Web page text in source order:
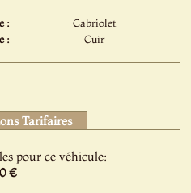
:
Cabriolet
:
Cuir
Tarifaires
pour ce véhicule:
€